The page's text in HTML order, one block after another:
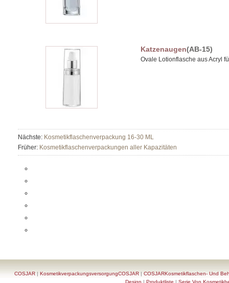
Katzenaugen(AB-15)
Ovale Lotionflasche aus Acryl
Nächste: Kosmetikflaschenverpackung 16-30 ML
Früher: Kosmetikflaschenverpackungen aller Kapazitäten
COSJAR |KosmetikverpackungsversorgungCOSJAR |COSJARKosmetikflaschen- Und
Design | Produktliste | Serie Von